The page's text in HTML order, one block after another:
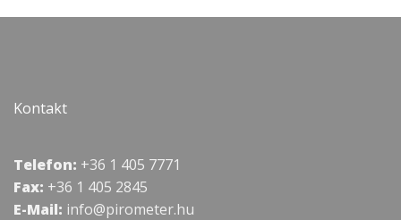
Kontakt
Telefon: +36 1 405 7771
Fax: +36 1 405 2845
E-Mail: info@pirometer.hu